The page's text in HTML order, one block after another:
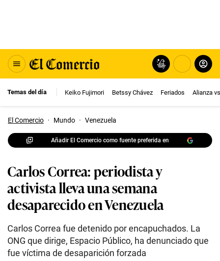
Temas del día Keiko Fujimori Betssy Chávez Feriados Alianza
El Comercio · Mundo · Venezuela
Añadir El Comercio como fuente preferida en
Carlos Correa: periodista y
activista lleva una semana
desaparecido en Venezuela
Carlos Correa fue detenido por encapuchados. La
ONG que dirige, Espacio Público, ha denunciado que
fue víctima de desaparición forzada